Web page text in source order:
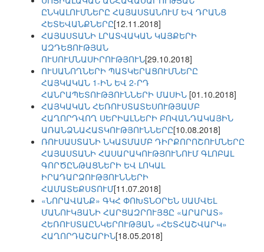
ԸՆԿԱԼՈՒՄՆԵՐԸ ՀԱՅԱՍՏԱՆՈՒՄ ԵՎ ԴՐԱՆՑ
ՀԵՏԵՎԱՆՔՆԵՐԸ[12.11.2018]
ՀԱՅԱՍՏԱՆԻ ԼՐԱՏՎԱԿԱՆ ԿԱՅՔԵՐԻ
ԱԶԴԵՑՈՒԹՅԱՆ
ՈՒՍՈՒՄՆԱՍԻՐՈՒԹՅՈՒՆ[29.10.2018]
ՈՒՍԱՆՈՂՆԵՐԻ ՊԱՏԿԵՐԱՑՈՒՄՆԵՐԸ
ՀԱՅԿԱԿԱՆ 1-ԻՆ ԵՎ 2-ՐԴ
ՀԱՆՐԱՊԵՏՈՒԹՅՈՒՆՆԵՐԻ ՄԱՍԻՆ [01.10.2018]
ՀԱՅԿԱԿԱՆ ՀԵՌՈՒՍՏԱՏԵՍՈՒԹՅԱՄԲ
ՀԱՂՈՐԴՎՈՂ ՍԵՐԻԱԼՆԵՐԻ ԲՈՎԱՆԴԱԿԱՅԻՆ
ԱՌԱՆՁՆԱՀԱՏԿՈՒԹՅՈՒՆՆԵՐԸ[10.08.2018]
ՌՈՒՍԱՍՏԱՆԻ ՆԿԱՏՄԱՄԲ ԴԻՐՔՈՐՈՇՈՒՄՆԵՐԸ
ՀԱՅԱՍՏԱՆԻ ՀԱՍԱՐԱԿՈՒԹՅՈՒՆՈՒՄ ԳԼՈԲԱԼ
ԳՈՐԾԸՆԹԱՑՆԵՐԻ ԵՎ ԼՈԿԱԼ
ԻՐԱԴԱՐՁՈՒԹՅՈՒՆՆԵՐԻ
ՀԱՄԱՏԵՔՍՏՈՒՄ[11.07.2018]
«ՆՈՐԱՎԱՆՔ» ԳԿՀ ՓՈԽՏՆՕՐԵՆ ՍԱՄՎԵԼ
ՄԱՆՈՒԿՅԱՆԻ ՀԱՐՑԱԶՐՈՒՅՑԸ «ԱՐԱՐԱՏ»
ՀԵՌՈՒՍՏԱԸՆԿԵՐՈՒԹՅԱՆ «ՀԵՏՀԱՇՎԱՐԿ»
ՀԱՂՈՐԴԱՇԱՐԻՆ[18.05.2018]